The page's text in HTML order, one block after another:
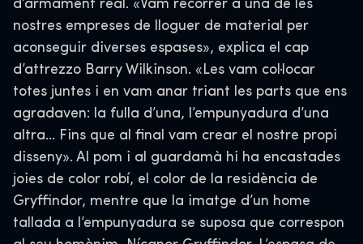
d’armament real. «Vam recórrer a una de les
nostres empreses de lloguer de material per
aconseguir diverses espases», explica el cap
d’attrezzo Barry Wilkinson. «Les vam col·locar
totes juntes i en vam anar triant les parts que ens
agradaven: la fulla d’una, l’empunyadura d’una
altra… Fins que al final vam crear el nostre propi
disseny». Al pom i al guardamà hi ha encastades
joies de color robí, el color de la residència de
Gryffindor, mentre que la imatge d’un home
tallada a l’empunyadura se suposa que correspon